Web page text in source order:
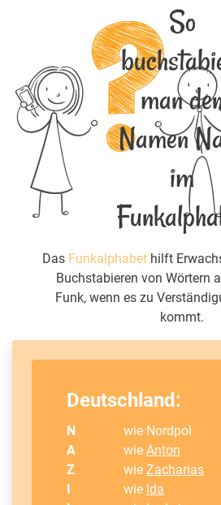
So
man
Namen
im
Das Funkalphabet hilft
Buchstabieren von Wörtern
Funk, wenn es zu
kommt.
Deutschland:
N
wie Nordpol
A
wieAnton
Z
wieZacharias
I
wie Ida